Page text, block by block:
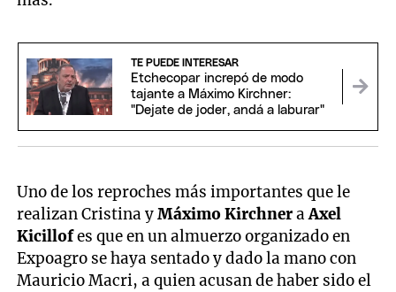
TE PUEDE INTERESAR
Etchecopar increpó de modo
tajante a Máximo Kirchner:
"Dejate de joder, andá a laburar"
Uno de los reproches más importantes que le
realizan Cristina yMáximo KirchneraAxel
Kicillofes que en un almuerzo organizado en
Expoagro se haya sentado y dado la mano con
Mauricio Macri, a quien acusan de haber sido el